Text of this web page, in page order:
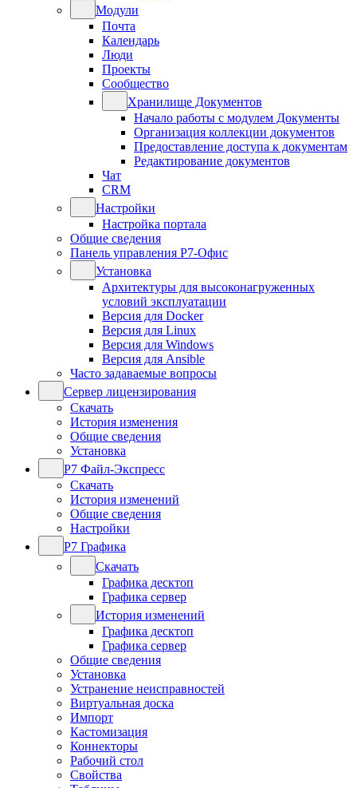
Модули
Почта
Календарь
Люди
Проекты
Сообщество
Хранилище Документов
Начало работы с модулем Документы
Организация коллекции документов
Предоставление доступа к документам
Редактирование документов
Чат
CRM
Настройки
Настройка портала
Общие сведения
Панель управления Р7-Офис
Установка
Архитектуры для высоконагруженных
условий эксплуатации
Версия для Docker
Версия для Linux
Версия для Windows
Версия для Ansible
Часто задаваемые вопросы
Сервер лицензирования
Скачать
История изменения
Общие сведения
Установка
Р7 Файл-Экспресс
Скачать
История изменений
Общие сведения
Настройки
Р7 Графика
Скачать
Графика десктоп
Графика сервер
История изменений
Графика десктоп
Графика сервер
Общие сведения
Установка
Устранение неисправностей
Виртуальная доска
Импорт
Кастомизация
Коннекторы
Рабочий стол
Свойства